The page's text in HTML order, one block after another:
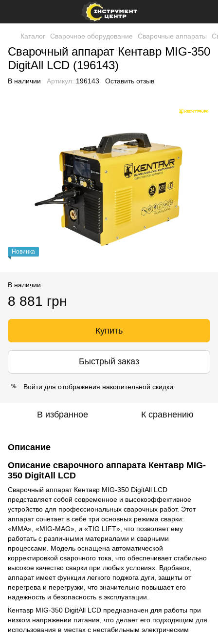
Каталог Сварочное оборудование Сварочные аппараты
Сварочный аппарат Кентавр MIG-350
DigitAll LCD (196143)
В наличии Артикул: 196143 Оставить отзыв
Новинка
В наличии
8 881 грн
Купить
Быстрый заказ
% Войти для отображения накопительной скидки
В избранное К сравнению
Описание
Описание сварочного аппарата Кентавр MIG-
350 DigitAll LCD
Сварочный аппарат Кентавр MIG-350 DigitAll LCD
представляет собой современное и высокоэффективное
устройство для профессиональных сварочных работ. Этот
аппарат сочетает в себе три основных режима сварки:
«MMA», «MIG-MAG», и «TIG LIFT», что позволяет ему
работать с различными материалами и сварными
процессами. Модель оснащена автоматической
корректировкой сварочного тока, что обеспечивает стабильно
высокое качество сварки при любых условиях. Вдобавок,
аппарат имеет функции легкого поджога дуги, защиты от
перегрева и перегрузки, что значительно повышает его
надежность и безопасность в эксплуатации.
Кентавр MIG-350 DigitAll LCD предназначен для работы при
низком напряжении питания, что делает его подходящим для
использования в местах с нестабильным электрическим